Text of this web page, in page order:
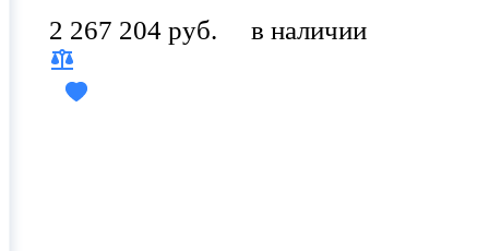
2 267 204 руб.
в наличии